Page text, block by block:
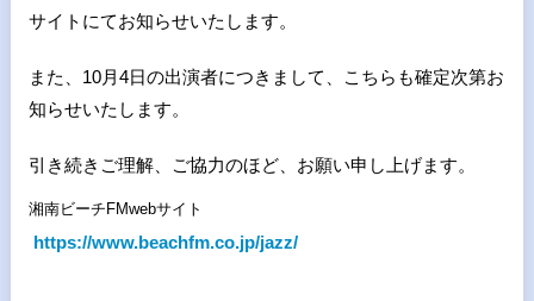
サイトにてお知らせいたします。
また、10月4日の出演者につきまして、
こちらも確定次第お
知らせいたします。
引き続きご理解、ご協力のほど、お願い申し上げます。
湘南ビーチFMwebサイト
https://www.beachfm.co.jp/jazz/